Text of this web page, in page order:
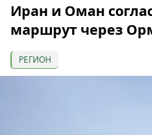
Иран и Оман
маршрут через
РЕГИОН